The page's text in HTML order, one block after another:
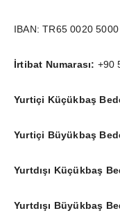
IBAN: TR65 0020
İrtibat Numarası: +90
Yurtiçi Küçükbaş
Yurtiçi Büyükbaş
Yurtdışı Küçükbaş
Yurtdışı Büyükbaş